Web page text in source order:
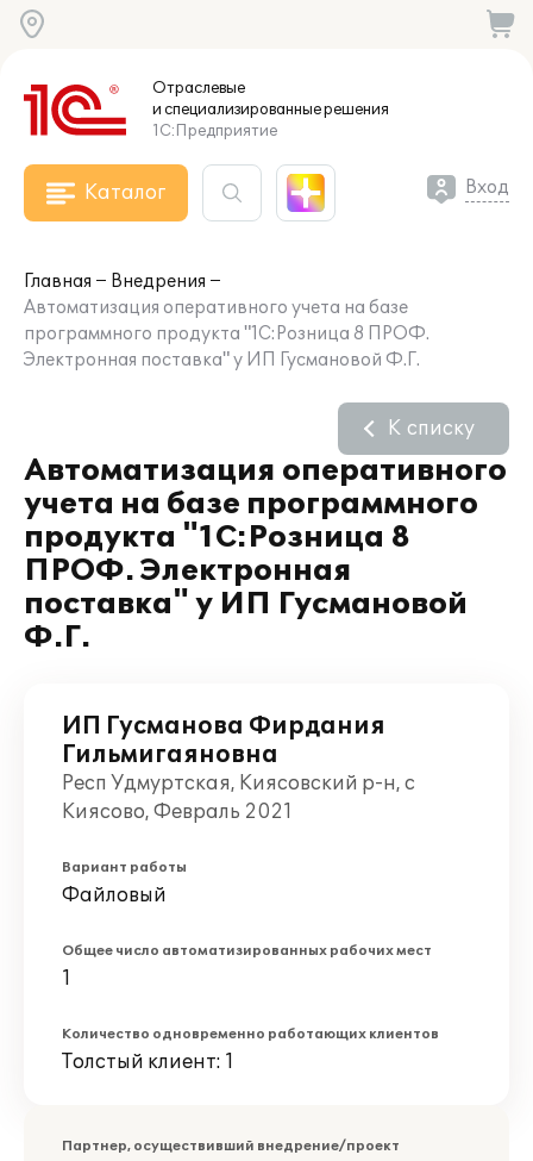
Отраслевые
и специализированныерешения
1С:Предприятие
Каталог Вход
Главная
Внедрения
Автоматизация оперативного учета на базе
программного продукта "1С:Розница 8 ПРОФ.
Электронная поставка" у ИП Гусмановой Ф.Г.
Автоматизация оперативного
учета на базе программного
продукта "1С:Розница 8
ПРОФ. Электронная
поставка" у ИП Гусмановой
Ф.Г.
К списку
ИП Гусманова Фирдания
Гильмигаяновна
Респ Удмуртская, Киясовский р-н, с
Киясово, Февраль 2021
Вариант работы
Файловый
Общее число автоматизированных рабочих мест
1
Количество одновременно работающих клиентов
Толстый клиент: 1
Партнер, осуществивший внедрение/проект